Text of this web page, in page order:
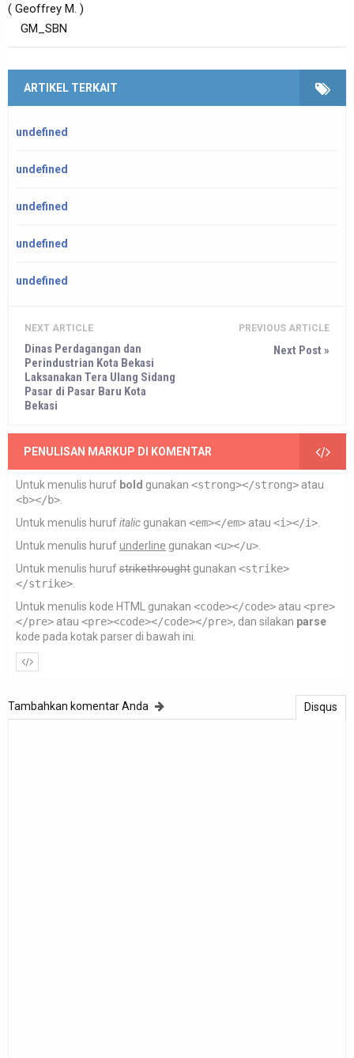
( Geoffrey M. )
GM_SBN
ARTIKEL TERKAIT
undefined
undefined
undefined
undefined
undefined
NEXT ARTICLE
Dinas Perdagangan dan
Perindustrian Kota Bekasi
Laksanakan Tera Ulang Sidang
Pasar di Pasar Baru Kota
Bekasi
PREVIOUS ARTICLE
Next Post »
PENULISAN MARKUP DI KOMENTAR
Untuk menulis huruf bold gunakan <strong></strong> atau
<b></b>
Untuk menulis hurufitalic gunakan <em></em> atau <i></i>
Untuk menulis hurufunderline gunakan <u></u>
Untuk menulis hurufstrikethrought gunakan <strike>
</strike>
Untuk menulis kode HTML gunakan <code></code> atau <pre>
</pre> atau <pre><code></code></pre>, dan silakan parse
kode pada kotak parser di bawah ini.
Disqus
Tambahkan komentar Anda